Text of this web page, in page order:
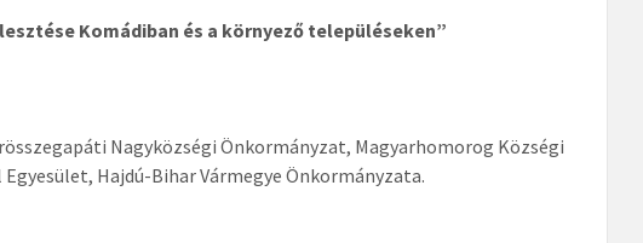
Komádiban és a környező településeken”
Nagyközségi Önkormányzat, Magyarhomorog Községi
Hajdú-Bihar Vármegye Önkormányzata.